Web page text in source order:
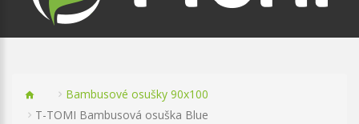
Bambusové osušky 90x100
T-TOMI Bambusová osuška Blue